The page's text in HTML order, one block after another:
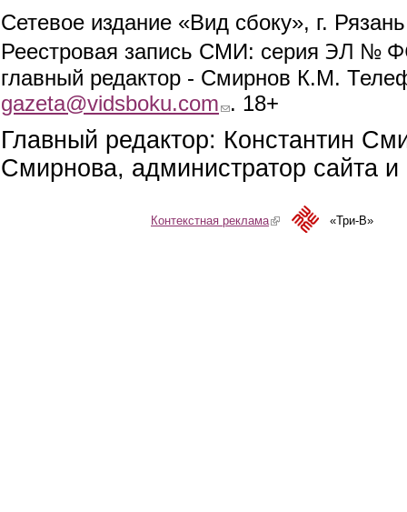
Сетевое издание «Вид сбоку», г.
Реестровая запись СМИ: серия ЭЛ №
главный редактор - Смирнов К.М.
gazeta@vidsboku.com (link sends e-mail)
. 18+
Главный редактор: Константин
Смирнова, администратор сайта
Контекстная реклама(link is external)«Три-В»